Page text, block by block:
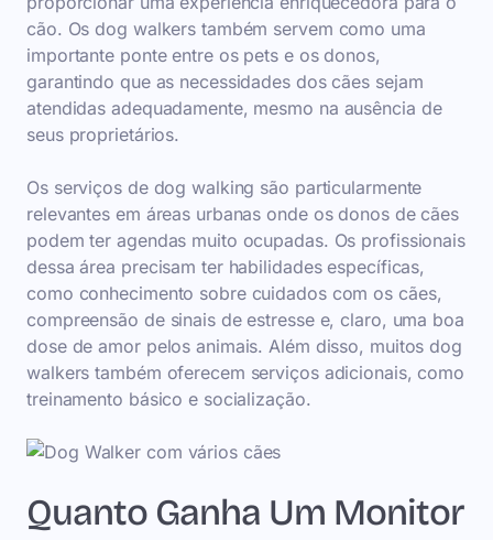
cão. Os dog walkers também servem como uma
importante ponte entre os pets e os donos,
garantindo que as necessidades dos cães sejam
atendidas adequadamente, mesmo na ausência de
seus proprietários.
Os serviços de dog walking são particularmente
relevantes em áreas urbanas onde os donos de cães
podem ter agendas muito ocupadas. Os profissionais
dessa área precisam ter habilidades específicas,
como conhecimento sobre cuidados com os cães,
compreensão de sinais de estresse e, claro, uma boa
dose de amor pelos animais. Além disso, muitos dog
walkers também oferecem serviços adicionais, como
treinamento básico e socialização.
Quanto Ganha Um Monitor